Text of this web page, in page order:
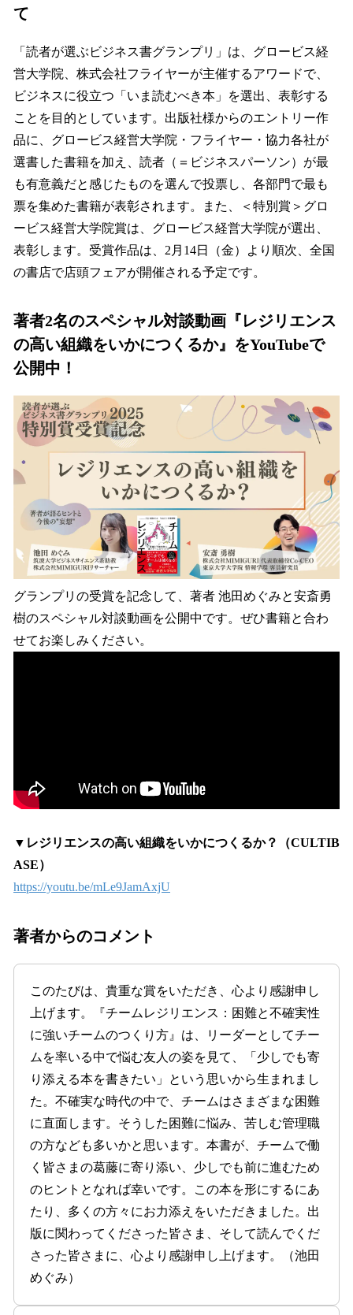
て
「読者が選ぶビジネス書グランプリ」は、グロービス経
営大学院、株式会社フライヤーが主催するアワードで、
ビジネスに役立つ「いま読むべき本」を選出、表彰する
ことを目的としています。出版社様からのエントリー作
品に、グロービス経営大学院・フライヤー・協力各社が
選書した書籍を加え、読者（＝ビジネスパーソン）が最
も有意義だと感じたものを選んで投票し、各部門で最も
票を集めた書籍が表彰されます。また、＜特別賞＞グロ
ービス経営大学院賞は、グロービス経営大学院が選出、
表彰します。受賞作品は、2月14日（金）より順次、全国
の書店で店頭フェアが開催される予定です。
著者2名のスペシャル対談動画『レジリエンス
の高い組織をいかにつくるか』をYouTubeで
公開中！
グランプリの受賞を記念して、著者 池田めぐみと安斎勇
樹のスペシャル対談動画を公開中です。ぜひ書籍と合わ
せてお楽しみください。
▼レジリエンスの高い組織をいかにつくるか？（CULTIB
ASE）
https://youtu.be/mLe9JamAxjU
著者からのコメント
このたびは、貴重な賞をいただき、心より感謝申し
上げます。『チームレジリエンス：困難と不確実性
に強いチームのつくり方』は、リーダーとしてチー
ムを率いる中で悩む友人の姿を見て、「少しでも寄
り添える本を書きたい」という思いから生まれまし
た。不確実な時代の中で、チームはさまざまな困難
に直面します。そうした困難に悩み、苦しむ管理職
の方なども多いかと思います。本書が、チームで働
く皆さまの葛藤に寄り添い、少しでも前に進むため
のヒントとなれば幸いです。この本を形にするにあ
たり、多くの方々にお力添えをいただきました。出
版に関わってくださった皆さま、そして読んでくだ
さった皆さまに、心より感謝申し上げます。（池田
めぐみ）